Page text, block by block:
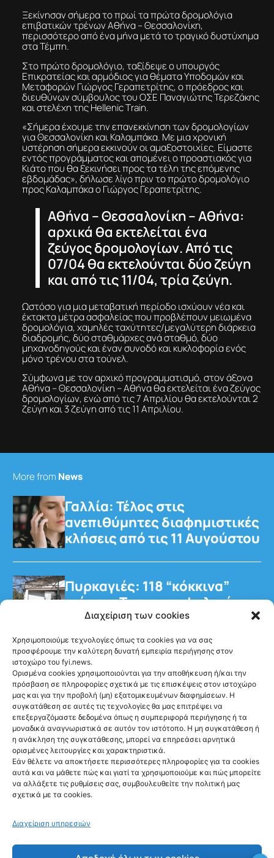
Διαχείριση των cookies
Χρησιμοποιούμε τεχνολογίες όπως τα cookies για να σας
προσφέρουμε την καλύτερη δυνατή εμπειρία περιήγησης στον
ιστοχώρο του fyi.news.
Ορισμένα cookies χρησιμοποιούνται για την αποθήκευση ή/και την
πρόσβαση σε πληροφορίες σχετικά με τις επισκέψεις στον ιστοχώρο
μας και για την προβολή (μη) εξατομικευμένων διαφημίσεων. Η
συγκατάθεση σε αυτές τις τεχνολογίες θα μας επιτρέψει να
επεξεργαζόμαστε δεδομένα όπως η συμπεριφορά περιήγησης ή τα
μοναδικά αναγνωριστικά σε αυτόν τον ιστότοπο. Η μη συγκατάθεση ή
η ανάκληση της συγκατάθεσης, μπορεί να επηρεάσει αρνητικά
ορισμένες λειτουργίες και χαρακτηριστικά.
Εάν θέλετε να αποκτήσετε περισσότερες πληροφορίες για τα cookies
αυτά και να μάθετε πώς και γιατί τα χρησιμοποιούμε και πώς μπορείτε
να αλλάξετε τις ρυθμίσεις σας, συμβουλευθείτε την πολιτική μας
σχετικά με τα cookies.
Διαχείριση υπηρεσιών
Ξεκίνησαν σήμερα το πρωί τα πρώτα δρομολόγια
επιβατικών τρένων Αθήνα – Θεσσαλονίκη,
περισσότερο από ένα μήνα μετά το τραγικό δυστύχημα
στα Τέμπη.
Στο πρώτο δρομολόγιο, ταξίδεψε ο υπουργός
Επικρατείας και αρμόδιος για θέματα Υποδομών και
Μεταφορών Γιώργος Γεραπετρίτης, ο πρόεδρος και
διευθύνων σύμβουλος του ΟΣΕ Παναγιώτης Τερεζάκης
και στελέχη της Hellenic Τrain.
«Σήμερα έχουμε την επανεκκίνηση των δρομολογίων
για Θεσσαλονίκη και Καλαμπάκα. Με μια χρονική
υστέρηση σήμερα εκκινούν οι αμαξοστοιχίες. Είμαστε
εντός προγράμματος και απομένει ο προαστιακός για
Κιάτο που θα ξεκινήσει προς τα τέλη της επόμενης
εβδομάδας», δήλωσε λίγο πριν το πρώτο δρομολόγιο
προς Καλαμπάκα ο Γιώργος Γεραπετρίτης.
Αθήνα – Θεσσαλονίκη – Αθήνα:
αρχικά θα εκτελείται ένα
ζεύγος δρομολογίων. Από τις
07/04 θα εκτελούνται δύο ζεύγη
και από τις 11/04, τρία ζεύγη.
Ωστόσο για μια μεταβατική περίοδο ισχύουν νέα και
έκτακτα μέτρα ασφαλείας που προβλέπουν μειωμένα
δρομολόγια, χαμηλές ταχύτητες/μεγαλύτερη διάρκεια
διαδρομής, δύο σταθμάρχες ανά σταθμό, δύο
μηχανοδηγούς και έναν συνοδό και κυκλοφορία ενός
μόνο τρένου στα τούνελ.
Σύμφωνα με τον αρχικό προγραμματισμό, στον άξονα
Αθήνα – Θεσσαλονίκη – Αθήνα θα εκτελείται ένα ζεύγος
δρομολογίων, ενώ από τις 7 Απριλίου θα εκτελούνται 2
ζεύγη και 3 ζεύγη από τις 11 Απριλίου.
More from News
Γαλλία: Τέλος στις
ανεπιθύμητες διαφημιστικές
κλήσεις από τις 11 Αυγούστου
Πυρκαγιές: 118 “κόκκινα”
κτίρια – Τρεις προφυλακίσεις
για τη φωτιά στη Βοιωτία
Ακολούθησέ μας
Newsletter